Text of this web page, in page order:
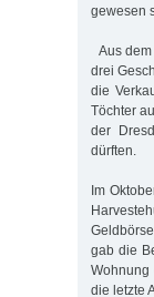
gewesen
Aus
drei
die
Töchter
der
dürften.
Im
gab die
die letzte